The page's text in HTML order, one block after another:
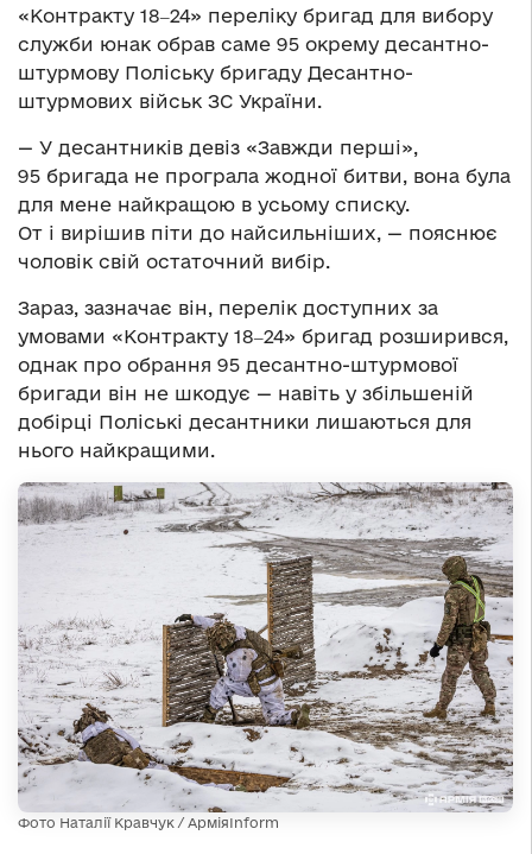
«Контракту 18‒24» переліку бригад для вибору
служби юнак обрав саме 95 окрему десантно-
штурмову Поліську бригаду Десантно-
штурмових військ ЗС України.
— У десантників девіз «Завжди перші»,
95 бригада не програла жодної битви, вона була
для мене найкращою в усьому списку.
От і вирішив піти до найсильніших, — пояснює
чоловік свій остаточний вибір.
Зараз, зазначає він, перелік доступних за
умовами «Контракту 18‒24» бригад розширився,
однак про обрання 95 десантно-штурмової
бригади він не шкодує — навіть у збільшеній
добірці Поліські десантники лишаються для
нього найкращими.
Фото Наталії Кравчук / АрміяInform